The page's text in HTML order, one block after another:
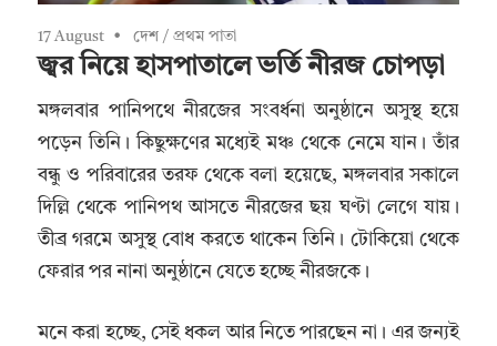
17 August দেশ / প্রথম পাতা
জ্বর নিয়ে হাসপাতালে ভর্তি নীরজ চোপড়া
মঙ্গলবার পানিপথে নীরজের সংবর্ধনা অনুষ্ঠানে অসুস্থ হয়ে
পড়েন তিনি। কিছুক্ষণের মধ্যেই মঞ্চ থেকে নেমে যান। তাঁর
বন্ধু ও পরিবারের তরফ থেকে বলা হয়েছে, মঙ্গলবার সকালে
দিল্লি থেকে পানিপথ আসতে নীরজের ছয় ঘণ্টা লেগে যায়।
তীব্র গরমে অসুস্থ বোধ করতে থাকেন তিনি। টোকিয়ো থেকে
ফেরার পর নানা অনুষ্ঠানে যেতে হচ্ছে নীরজকে।
মনে করা হচ্ছে, সেই ধকল আর নিতে পারছেন না। এর জন্যই